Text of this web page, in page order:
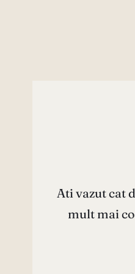
Ati vazut cat
mult mai